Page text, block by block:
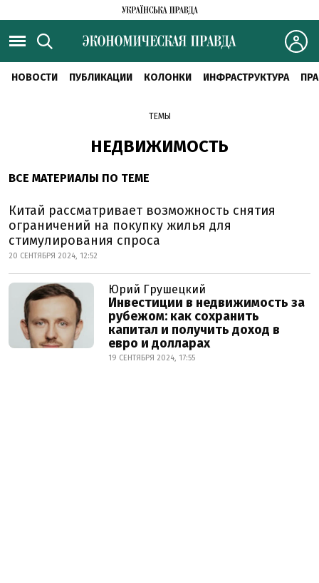
НОВОСТИ ПУБЛИКАЦИИ КОЛОНКИ ИНФРАСТРУКТУРА
ТЕМЫ
НЕДВИЖИМОСТЬ
ВСЕ МАТЕРИАЛЫ ПО ТЕМЕ
Китай рассматривает возможность снятия
ограничений на покупку жилья для
стимулирования спроса
20 СЕНТЯБРЯ 2024, 12:52
Юрий Грушецкий
Инвестиции в недвижимость за
рубежом: как сохранить
капитал и получить доход в
евро и долларах
19 СЕНТЯБРЯ 2024, 17:55